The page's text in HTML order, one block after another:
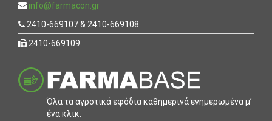
info@farmacon.gr
2410-669107 & 2410-669108
2410-669109
Όλα τα αγροτικά εφόδια καθηµερινά ενηµερωµένα µ’
ένα κλικ.